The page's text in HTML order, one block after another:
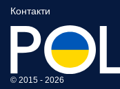
Контакти
© 2015 - 2026